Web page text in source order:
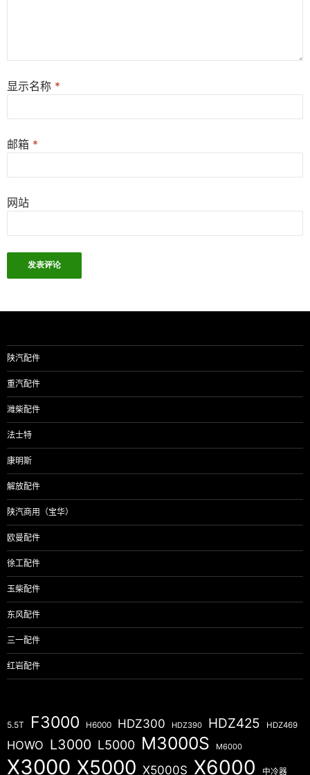
显示名称 *
邮箱 *
网站
陕汽配件
重汽配件
潍柴配件
法士特
康明斯
解放配件
陕汽商用（宝华）
欧曼配件
徐工配件
玉柴配件
东风配件
三一配件
红岩配件
5.5T F3000 H6000 HDZ300 HDZ390 HDZ425 HDZ469
HOWO L3000 L5000 M3000S M6000
X3000 X5000 X5000S X6000 中冷器